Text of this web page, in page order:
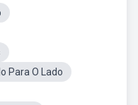
Para O Lado